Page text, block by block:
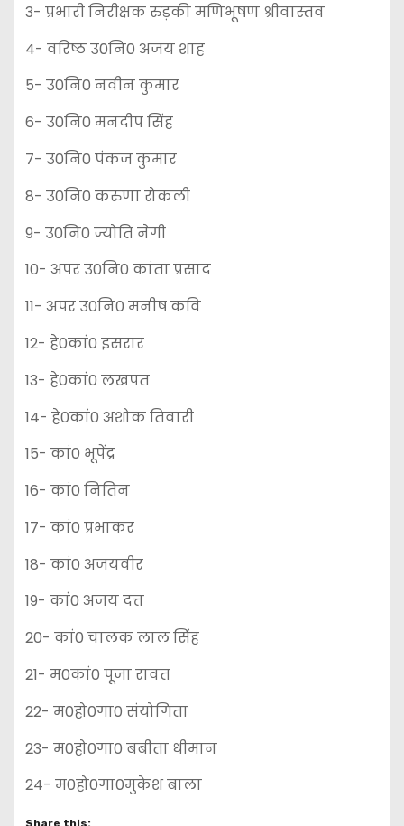
3- प्रभारी निरीक्षक रुड़की मणिभूषण श्रीवास्तव
4- वरिष्ठ उ0नि0 अजय शाह
5- उ0नि0 नवीन कुमार
6- उ0नि0 मनदीप सिंह
7- उ0नि0 पंकज कुमार
8- उ0नि0 करुणा रोकली
9- उ0नि0 ज्योति नेगी
10- अपर उ0नि0 कांता प्रसाद
11- अपर उ0नि0 मनीष कवि
12- हे0कां0 इसरार
13- हे0कां0 लखपत
14- हे0कां0 अशोक तिवारी
15- कां0 भूपेंद्र
16- कां0 नितिन
17- कां0 प्रभाकर
18- कां0 अजयवीर
19- कां0 अजय दत्त
20- कां0 चालक लाल सिंह
21- म0कां0 पूजा रावत
22- म0हो0गा0 संयोगिता
23- म0हो0गा0 बबीता धीमान
24- म0हो0गा0मुकेश बाला